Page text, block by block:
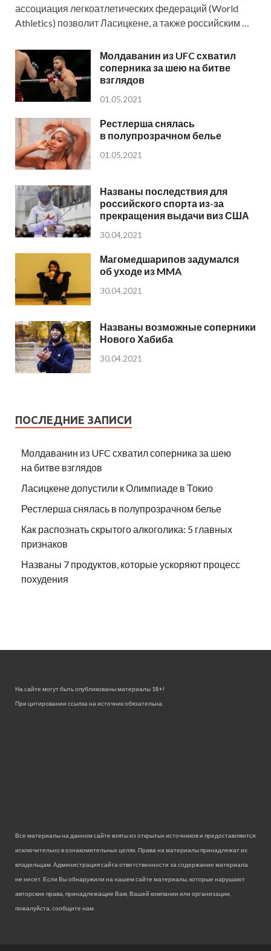
ассоциация легкоатлетических федераций (World
Athletics) позволит Ласицкене, а также российским …
Молдаванин из UFC схватил
соперника за шею на битве
взглядов
01.05.2021
Рестлерша снялась
в полупрозрачном белье
01.05.2021
Названы последствия для
российского спорта из-за
прекращения выдачи виз США
30.04.2021
Магомедшарипов задумался
об уходе из MMA
30.04.2021
Названы возможные соперники
Нового Хабиба
30.04.2021
ПОСЛЕДНИЕ ЗАПИСИ
Молдаванин из UFC схватил соперника за шею
на битве взглядов
Ласицкене допустили к Олимпиаде в Токио
Рестлерша снялась в полупрозрачном белье
Как распознать скрытого алкоголика: 5 главных
признаков
Названы 7 продуктов, которые ускоряют процесс
похудения
На сайте могут быть опубликованы материалы 18+!
При цитировании ссылка на источник обязательна.
Все материалы на данном сайте взяты из открытых источников и предоставляются
исключительно в ознакомительных целях. Права на материалы принадлежат их
владельцам. Администрация сайта ответственности за содержание материала
не несет. Если Вы обнаружили на нашем сайте материалы, которые нарушают
авторские права, принадлежащие Вам, Вашей компании или организации,
пожалуйста, сообщите нам.